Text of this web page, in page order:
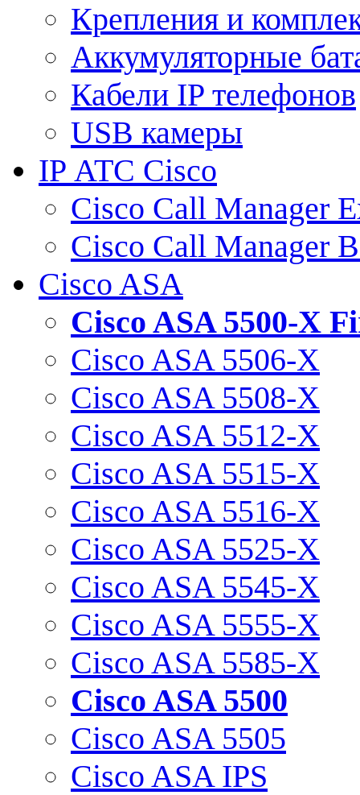
Крепления и
Аккумуляторные
Кабели IP телефонов
USB камеры
IP АТС Cisco
Cisco Call Manager
Cisco Call Manager
Cisco ASA
Cisco ASA 5500-X
Cisco ASA 5506-X
Cisco ASA 5508-X
Cisco ASA 5512-X
Cisco ASA 5515-X
Cisco ASA 5516-X
Cisco ASA 5525-X
Cisco ASA 5545-X
Cisco ASA 5555-X
Cisco ASA 5585-X
Cisco ASA 5500
Cisco ASA 5505
Cisco ASA IPS